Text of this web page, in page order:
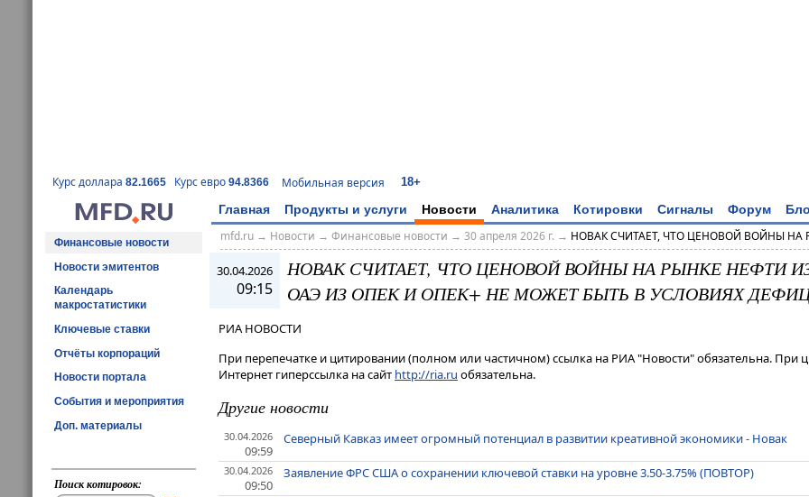
Курс доллара 82.1665 Курс евро 94.8366 Мобильная версия 18+
Главная Продукты и услуги Новости Аналитика Котировки Сигналы Форум
Финансовые новости
Новости эмитентов
Календарь
макростатистики
Ключевые ставки
Отчёты корпораций
Новости портала
События и мероприятия
Доп. материалы
Поиск котировок:
mfd.ru→ Новости → Финансовые новости → 30 апреля 2026 г. → НОВАК СЧИТАЕТ, ЧТО ЦЕНОВОЙ ВОЙНЫ НА
30.04.2026
09:15
НОВАК СЧИТАЕТ, ЧТО ЦЕНОВОЙ ВОЙНЫ НА РЫНКЕ НЕФТИ
ОАЭ ИЗ ОПЕК И ОПЕК+ НЕ МОЖЕТ БЫТЬ В УСЛОВИЯХ
РИА НОВОСТИ
При перепечатке и цитировании (полном или частичном) ссылка на РИА "Новости" обязательна. При
Интернет гиперссылка на сайт http://ria.ru обязательна.
Другие новости
30.04.2026
09:59
Северный Кавказ имеет огромный потенциал в развитии креативной экономики - Новак
30.04.2026
09:50
Заявление ФРС США о сохранении ключевой ставки на уровне 3.50-3.75% (ПОВТОР)